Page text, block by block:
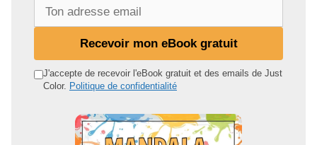
d
Recevoir mon eBook gratuit
J'accepte de recevoir l'eBook gratuit et des emails de Just
Color. Politique de confidentialité